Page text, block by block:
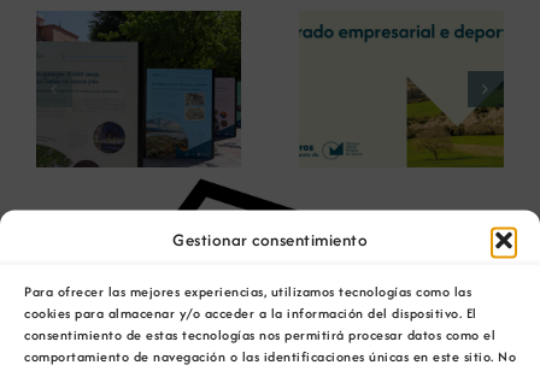
Gestionar consentimiento
Para ofrecer las mejores experiencias, utilizamos tecnologías como las
cookies para almacenar y/o acceder a la información del dispositivo. El
consentimiento de estas tecnologías nos permitirá procesar datos como el
comportamiento de navegación o las identificaciones únicas en este sitio. No
La COMG reúne a
dos líderes
empresarias con
motivo de su
Centenario para
debatir sobre el
futuro del rural
gallego
La OIPE y el
CRETUS
presentan las
últimas
innovaciones en
restauración
minería gallega
imagen